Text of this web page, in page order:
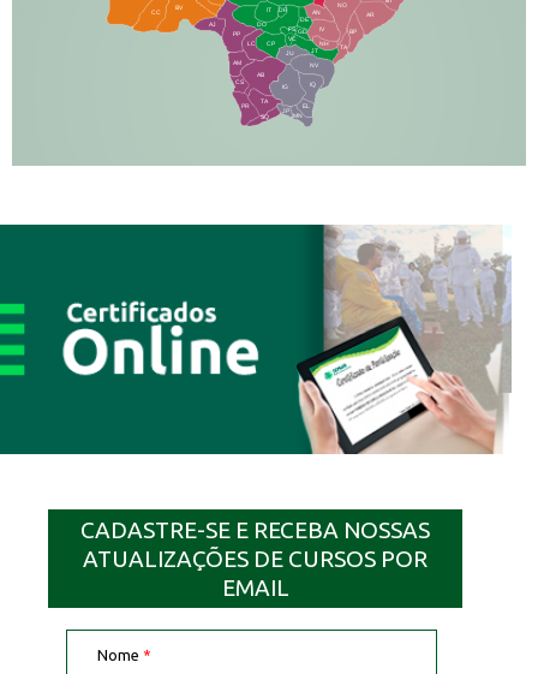
AR
TA
NH
JT
IT
DR
DO
CP
JU
NV
IQ
EL
BV
CC
PP
AJ
LC
AM
AB
JP
CS
PR
TA
SQ
IG
MN
NO
BP
AN
IV
FS
VC
GD
DE
CADASTRE-SE E RECEBA NOSSAS
ATUALIZAÇÕES DE CURSOS POR
EMAIL
Nome *